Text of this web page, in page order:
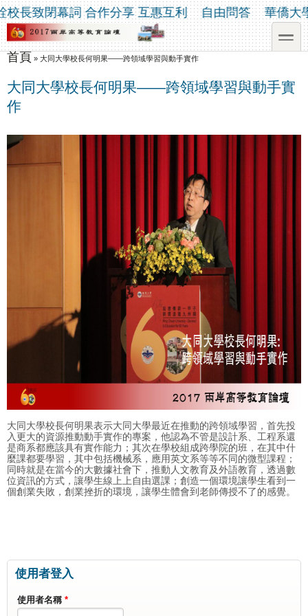
移至主內容
Skip to search
長致閉幕詞 合作分享 互惠互利 自由問答
華僑大學
toggle
您在這裡
首頁 » 大同大學校長何明果——跨領域學習與動手實作
大同大學校長何明果——跨領域學習與動手實
作
大同大學校長何明果表示大同大學最近在推動的跨領域學習，首先投
入更大的資源推動動手實作的專案，他認為不管是設計系、工程系還
是商系都應該具有實作能力；其次在學校組成跨學院的班，在其中什
麼課都要學習，其中包括機械系，應用英文系等等不同的微型課程；
同時就是在當今的大數據社會下，推動人文教育及外語教育，透過數
位資訊的方式，讓學生線上上自由選課；創造一個環境讓學生看到一
個創業失敗，創業挫折的環境，讓學生體會到老師傳授不了的感覺。
使用者登入
使用者名稱 *